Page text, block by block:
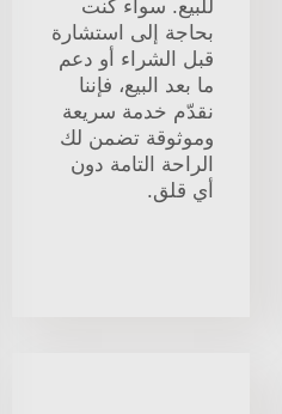
للبيع. سواء كنت
بحاجة إلى استشارة
قبل الشراء أو دعم
ما بعد البيع، فإننا
نقدّم خدمة سريعة
وموثوقة تضمن لك
الراحة التامة دون
أي قلق.